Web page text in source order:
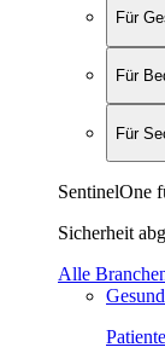
Für
Für
Für
SentinelOne
Sicherheit
Alle